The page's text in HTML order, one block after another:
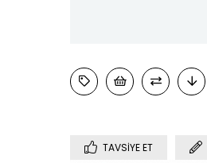
TAVSIYE ET